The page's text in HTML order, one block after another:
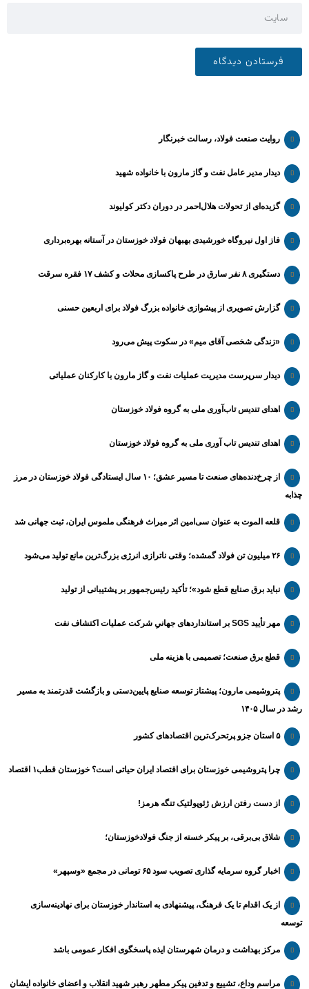
روایت صنعت فولاد،‌ رسالت خبرنگار
دیدار مدیر عامل نفت و گاز مارون با خانواده شهید
گزیده‌ای از تحولات هلال‌احمر در دوران دکتر کولیوند
فاز اول نیروگاه خورشیدی بهبهان فولاد خوزستان در آستانه بهره‌برداری
دستگیری ۸ نفر سارق در طرح پاکسازی محلات و کشف ۱۷ فقره سرقت
گزارش تصویری از پیشوازی خانواده بزرگ فولاد برای اربعین حسنی
«زندگی شخصی آقای میم» در سکوت پیش می‌رود
دیدار سرپرست مدیریت عملیات نفت و گاز مارون با کارکنان عملیاتی
اهدای تندیس تاب‌آوری ملی به گروه فولاد خوزستان
اهدای تندیس تاب آوری ملی به گروه فولاد خوزستان
از چرخ‌دنده‌های صنعت تا مسیر عشق؛ ۱۰ سال ایستادگی فولاد خوزستان در مرز
چذابه
قلعه الموت به عنوان سی‌امین اثر میراث‌ فرهنگی ملموس ایران، ثبت جهانی شد
۲۶ میلیون تن فولاد گمشده؛ وقتی ناترازی انرژی بزرگ‌ترین مانع تولید می‌شود
نباید برق صنایع قطع شود»؛ تأکید رئیس‌جمهور بر پشتیبانی از تولید
مهر تأیید SGS بر استانداردهای جهانیِ شرکت عملیات اکتشاف نفت
قطع برق صنعت؛ تصمیمی با هزینه ملی
پتروشیمی مارون؛ پیشتاز توسعه صنایع پایین‌دستی و بازگشت قدرتمند به مسیر
رشد در سال ۱۴۰۵
۵ استان جزو پرتحرک‌ترین اقتصاد‌های کشور
چرا پتروشیمی خوزستان برای اقتصاد ایران حیاتی است؟ خوزستان قطب۱ اقتصاد
از دست رفتن ارزش ژئوپولتیک تنگه هرمز!
شلاق‌ بی‌برقی، بر پیکر خسته‌ از جنگ فولادخوزستان؛
اخبار گروه سرمایه گذاری تصویب سود ۶۵ تومانی در مجمع «وسپهر»
از یک اقدام تا یک فرهنگ، پیشنهادی به استاندار خوزستان برای نهادینه‌سازی
توسعه
مرکز بهداشت و درمان شهرستان ایذه پاسخگوی افکار عمومی باشد
مراسم وداع، تشییع و تدفین پیکر مطهر رهبر شهید انقلاب و اعضای خانواده ایشان